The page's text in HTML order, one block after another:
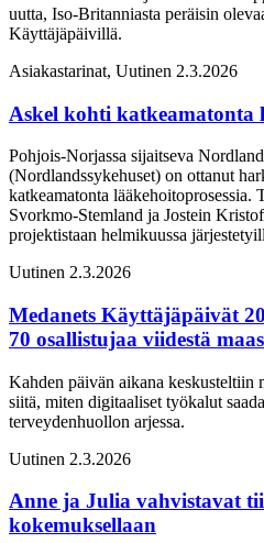
uutta, Iso-Britanniasta peräisin
Käyttäjäpäivillä.
Asiakastarinat, Uutinen 2.3.2026
Askel kohti katkeamatonta
Pohjois-Norjassa sijaitseva
(Nordlandssykehuset) on ottanut
katkeamatonta
Svorkmo-Stemland ja Jostein
projektistaan helmikuussa
Uutinen 2.3.2026
Medanets Käyttäjäpäivät
70 osallistujaa viidestä
Kahden päivän aikana keskusteltiin
siitä, miten digitaaliset työkalut
terveydenhuollon arjessa.
Uutinen 2.3.2026
Anne ja Julia vahvistavat
kokemuksellaan